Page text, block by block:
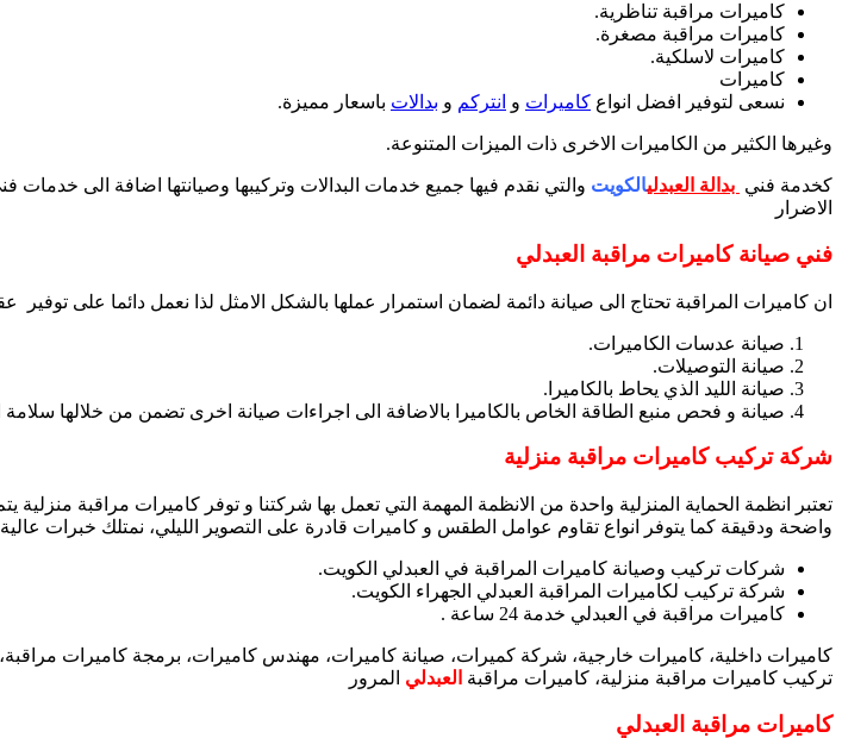
كاميرات مراقبة تناظرية.
كاميرات مراقبة مصغرة.
كاميرات لاسلكية.
كاميرات
نسعى لتوفير افضل انواع كاميرات و انتركم و بدالات باسعار مميزة.
وغيرها الكثير من الكاميرات الاخرى ذات الميزات المتنوعة.
كخدمة فني بدالة العبدليالكويت والتي نقدم فيها جميع خدمات البدالات وتركيبها وصيانتها اضافة الى خدمات
الاضرار
فني صيانة كاميرات مراقبة العبدلي
ان كاميرات المراقبة تحتاج الى صيانة دائمة لضمان استمرار عملها بالشكل الامثل لذا نعمل دائما على توفير
صيانة عدسات الكاميرات.
صيانة التوصيلات.
صيانة الليد الذي يحاط بالكاميرا.
صيانة و فحص منبع الطاقة الخاص بالكاميرا بالاضافة الى اجراءات صيانة اخرى تضمن من خلالها
شركة تركيب كاميرات مراقبة منزلية
تعتبر انظمة الحماية المنزلية واحدة من الانظمة المهمة التي تعمل بها شركتنا و توفر كاميرات مراقبة
واضحة ودقيقة كما يتوفر انواع تقاوم عوامل الطقس و كاميرات قادرة على التصوير الليلي، نمتلك خبرات
شركات تركيب وصيانة كاميرات المراقبة في العبدلي الكويت.
شركة تركيب لكاميرات المراقبة العبدلي الجهراء الكويت.
كاميرات مراقبة في العبدلي خدمة 24 ساعة .
كاميرات داخلية، كاميرات خارجية، شركة كميرات، صيانة كاميرات، مهندس كاميرات، برمجة كاميرات
تركيب كاميرات مراقبة منزلية، كاميرات مراقبة العبدلي المرور
كاميرات مراقبة العبدلي